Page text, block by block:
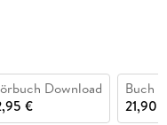
Download
€
Buch
21,90